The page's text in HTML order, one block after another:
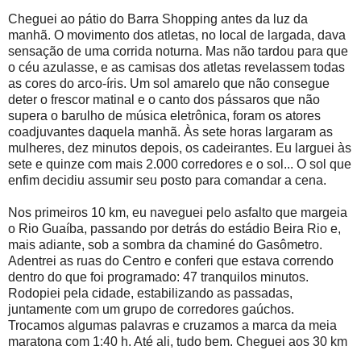
Cheguei ao pátio do Barra Shopping antes da luz da
manhã. O movimento dos atletas, no local de largada, dava
sensação de uma corrida noturna. Mas não tardou para que
o céu azulasse, e as camisas dos atletas revelassem todas
as cores do arco-íris. Um sol amarelo que não consegue
deter o frescor matinal e o canto dos pássaros que não
supera o barulho de música eletrônica, foram os atores
coadjuvantes daquela manhã. Às sete horas largaram as
mulheres, dez minutos depois, os cadeirantes. Eu larguei às
sete e quinze com mais 2.000 corredores e o sol... O sol que
enfim decidiu assumir seu posto para comandar a cena.
Nos primeiros 10 km, eu naveguei pelo asfalto que margeia
o Rio Guaíba, passando por detrás do estádio Beira Rio e,
mais adiante, sob a sombra da chaminé do Gasômetro.
Adentrei as ruas do Centro e conferi que estava correndo
dentro do que foi programado: 47 tranquilos minutos.
Rodopiei pela cidade, estabilizando as passadas,
juntamente com um grupo de corredores gaúchos.
Trocamos algumas palavras e cruzamos a marca da meia
maratona com 1:40 h. Até ali, tudo bem. Cheguei aos 30 km